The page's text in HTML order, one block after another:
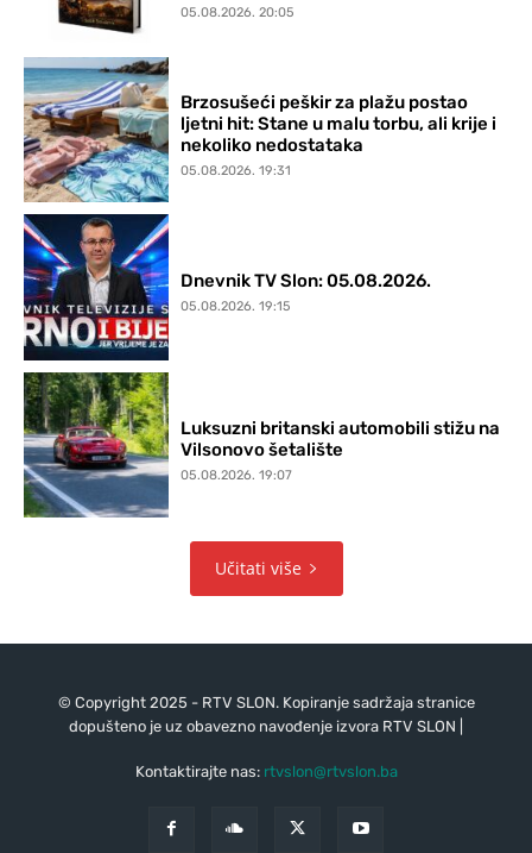
05.08.2026. 20:05
Brzosušeći peškir za plažu postao
ljetni hit: Stane u malu torbu, ali krije i
nekoliko nedostataka
05.08.2026. 19:31
Dnevnik TV Slon: 05.08.2026.
05.08.2026. 19:15
Luksuzni britanski automobili stižu na
Vilsonovo šetalište
05.08.2026. 19:07
Učitati više
© Copyright 2025 - RTV SLON. Kopiranje sadržaja stranice
dopušteno je uz obavezno navođenje izvora RTV SLON |
Kontaktirajte nas: rtvslon@rtvslon.ba